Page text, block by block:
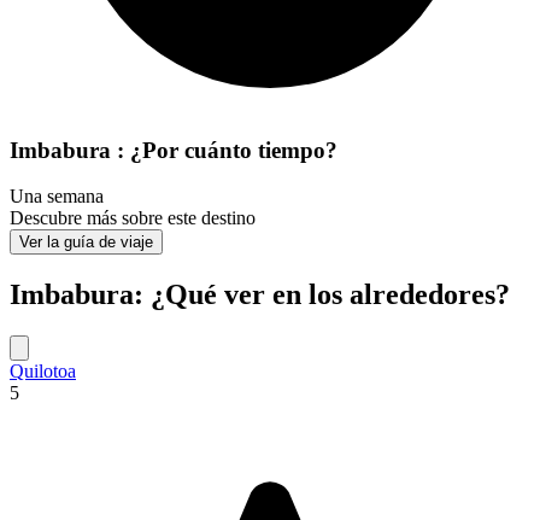
Imbabura : ¿Por cuánto tiempo?
Una semana
Descubre más sobre este destino
Ver la guía de viaje
Imbabura: ¿Qué ver en los alrededores?
Quilotoa
5